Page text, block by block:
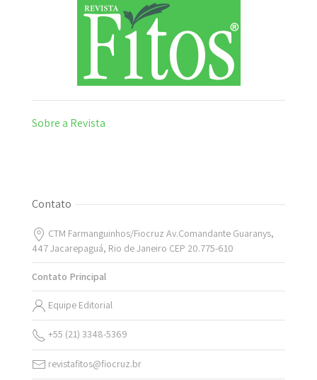
Sobre a Revista
Contato
CTM Farmanguinhos/Fiocruz Av.Comandante Guaranys,
447 Jacarepaguá, Rio de Janeiro CEP 20.775-610
Contato Principal
Equipe Editorial
+55 (21) 3348-5369
revistafitos@fiocruz.br